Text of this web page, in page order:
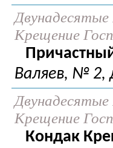
Двунадесятые
Крещение
Валяев, № 2,
Двунадесятые
Крещение
Кондак